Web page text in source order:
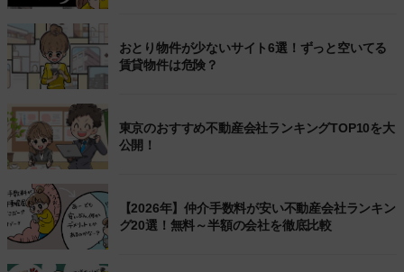
おとり物件が少ないサイト6選！ずっと空いてる
賃貸物件は危険？
東京のおすすめ不動産会社ランキングTOP10を大
公開！
【2026年】仲介手数料が安い不動産会社ランキン
グ20選！無料～半額の会社を徹底比較